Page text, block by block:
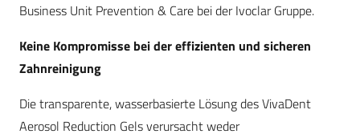
Business Unit Prevention & Care bei der Ivoclar Gruppe.
Keine Kompromisse bei der effizienten und sicheren
Zahnreinigung
Die transparente, wasserbasierte Lösung des VivaDent
Aerosol Reduction Gels verursacht weder